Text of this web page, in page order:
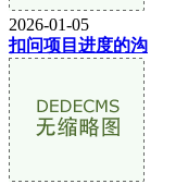
2026-01-05
扣问项目进度的沟